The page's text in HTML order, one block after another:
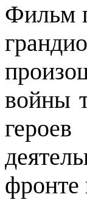
Фильм
войны
фронте